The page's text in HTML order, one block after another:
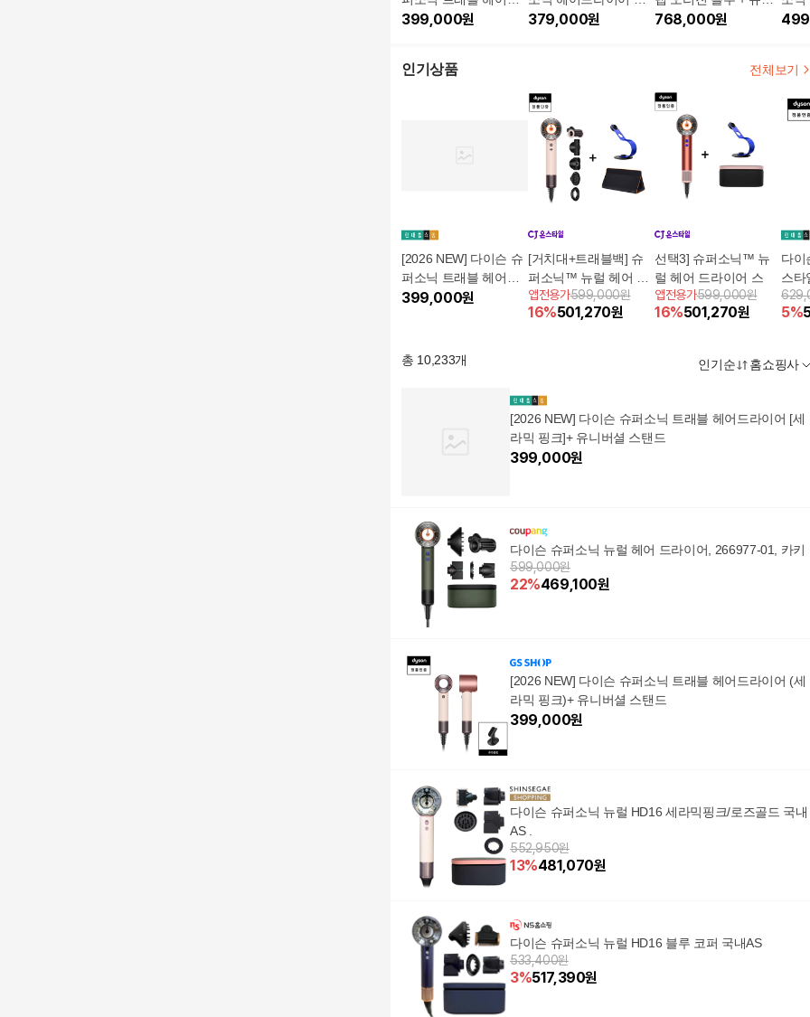
라이어 [세라믹 핑크]+
399,000원
리진 니켈코퍼
379,000원
소닉 오리진 니켈 패키
768,000원
리진
인기상품 전체보기
[2026 NEW] 다이슨 슈
퍼소닉 트래블 헤어드
라이어 [세라믹 핑크]+
399,000원
[거치대+트래블백] 슈
퍼소닉™ 뉴럴 헤어 드
라이어 세라믹핑크
앱전용가599,000원
16%501,270원
선택3] 슈퍼소닉™ 뉴
럴 헤어 드라이어 스
앱전용가599,000원
16%501,270원
다이
스타
[세
5%
총 10,233개 인기순 홈쇼핑사
[2026 NEW] 다이슨 슈퍼소닉 트래블 헤어드라이어 [세
라믹 핑크]+ 유니버셜 스탠드
399,000원
다이슨 슈퍼소닉 뉴럴 헤어 드라이어, 266977-01, 카키
599,000원
22%469,100원
[2026 NEW] 다이슨 슈퍼소닉 트래블 헤어드라이어 (세
라믹 핑크)+ 유니버셜 스탠드
399,000원
다이슨 슈퍼소닉 뉴럴 HD16 세라믹핑크/로즈골드 국내
AS .
552,950원
13%481,070원
다이슨 슈퍼소닉 뉴럴 HD16 블루 코퍼 국내AS
533,400원
3%517,390원